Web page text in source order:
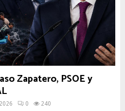
Zapatero, PSOE y
0 240